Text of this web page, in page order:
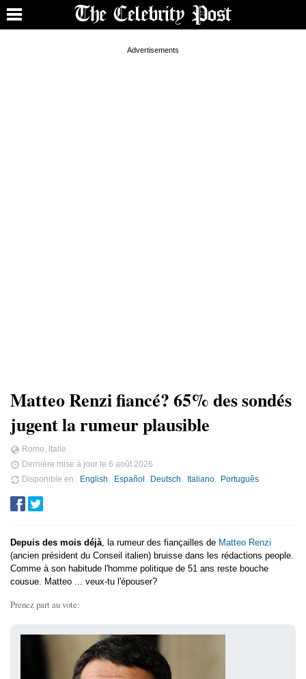
Matteo Renzi fiancé? 65% des sondés
jugent la rumeur plausible
Rome, Italie
Dernière mise à jour le 6 août 2026
Disponible en
English Español Deutsch Italiano Português
Depuis des mois déjà, la rumeur des fiançailles de Matteo Renzi
(ancien président du Conseil italien) bruisse dans les rédactions people.
Comme à son habitude l'homme politique de 51 ans reste bouche
cousue. Matteo ... veux-tu l'épouser?
Prenez part au vote: